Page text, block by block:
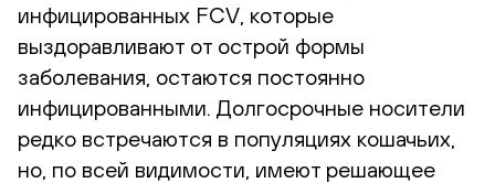
инфицированных FCV, которые
выздоравливают от острой формы
заболевания, остаются постоянно
инфицированными. Долгосрочные носители
редко встречаются в популяциях кошачьих,
но, по всей видимости, имеют решающее